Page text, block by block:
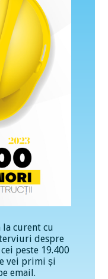
la curent cu
despre
peste 19.400
vei primi și
email.